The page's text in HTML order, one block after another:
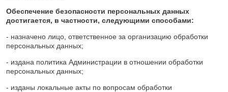
Обеспечение безопасности персональных данных
достигается, в частности, следующими способами:
- назначено лицо, ответственное за организацию обработки
персональных данных;
- издана политика Администрации в отношении обработки
персональных данных;
- изданы локальные акты по вопросам обработки